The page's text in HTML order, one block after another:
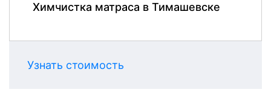
Химчистка матраса в Тимашевске
Узнать стоимость